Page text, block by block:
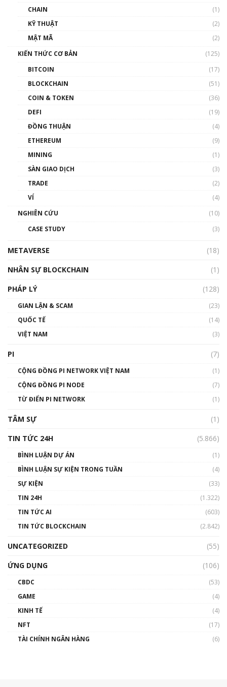
00:43:47
như thể nào?
00:39:31
Phổ cập Blockchain
thống & Crypto qua các cuộc chiến | Phổ cập
01:32:59
gió ấm
Talkshow 14: MemeCoin – Trò đùa tỷ đô
01:29:26
CHAIN
(1)
KỸ THUẬT
(2)
MẬT MÃ
(2)
KIẾN THỨC CƠ BẢN
(125)
BITCOIN
(17)
BLOCKCHAIN
(51)
COIN & TOKEN
(36)
DEFI
(19)
ĐỒNG THUẬN
(4)
ETHEREUM
(9)
MINING
(1)
SÀN GIAO DỊCH
(3)
TRADE
(2)
VÍ
(4)
NGHIÊN CỨU
(10)
CASE STUDY
(3)
METAVERSE
(18)
NHÂN SỰ BLOCKCHAIN
(1)
PHÁP LÝ
(128)
GIAN LẬN & SCAM
(23)
QUỐC TẾ
(14)
VIỆT NAM
(3)
PI (7)
CỘNG ĐỒNG PI NETWORK VIỆT NAM
(1)
CỘNG ĐỒNG PI NODE
(7)
TỪ ĐIỂN PI NETWORK
(1)
TÂM SỰ
(1)
TIN TỨC 24H
(5.866)
BÌNH LUẬN DỰ ÁN
(1)
BÌNH LUẬN SỰ KIỆN TRONG TUẦN
(4)
SỰ KIỆN
(33)
TIN 24H
(1.322)
TIN TỨC AI
(603)
TIN TỨC BLOCKCHAIN
(2.842)
UNCATEGORIZED
(55)
ỨNG DỤNG
(106)
CBDC
(53)
GAME
(4)
KINH TẾ
(4)
NFT
(17)
TÀI CHÍNH NGÂN HÀNG
(6)